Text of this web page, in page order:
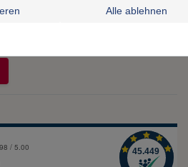
Alle ablehnen